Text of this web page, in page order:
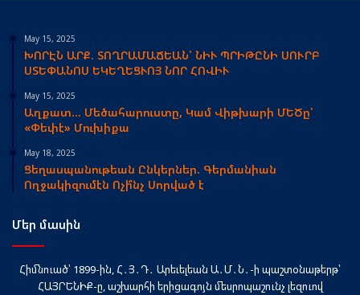
May 15, 2025
ԽՈՐԷՆ ԱՐՔ. ՏՈՂՐԱՄԱՃԵԱՆ՝ ՆԻՒ ՊՐԻԹԸՆԻ ՍՈՒՐԲ
ՍՏԵՓԱՆՈՍ ԵԿԵՂԵՑՒՈՅ ՆՈՐ ՀՈՎԻՒ
May 15, 2025
Աղքատ… Մեծահարուստը, Կամ Վիթխարի ՄԵԾը՝
«Փեփէ» Մուխիքա
May 18, 2025
Ցեղասպանութեան Ընկերներ. Գերմանիան
Ողջակիզումէն Ոչի՞նչ Սորված է
Մեր մասին
Հիմնուած՝ 1899-ին, Հ․Յ․Դ․ Արեւելեան Ա․Մ․Ն․-ի պաշտօնաթերթ՝
ՀԱՅՐԵՆԻՔ-ը, աշխարհի երիցագոյն մեսրոպաշունչ լեզուով